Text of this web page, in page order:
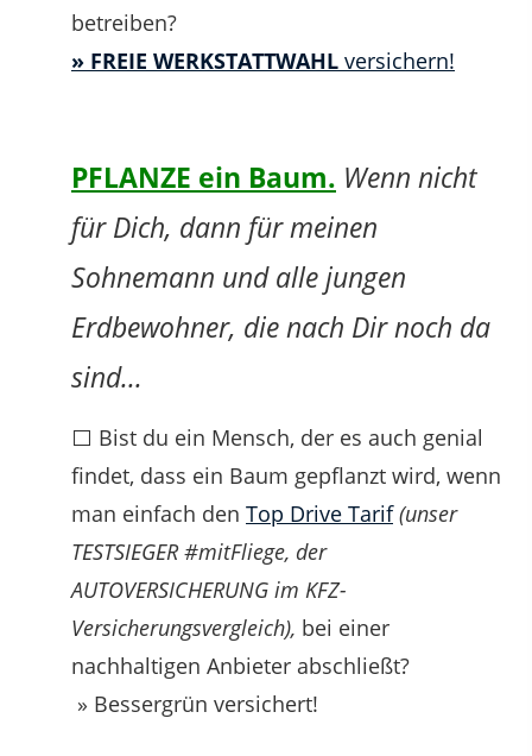
betreiben?
» FREIE WERKSTATTWAHL versichern!
PFLANZE ein Baum. Wenn nicht
für Dich, dann für meinen
Sohnemann und alle jungen
Erdbewohner, die nach Dir noch da
sind...
⬜ Bist du ein Mensch, der es auch genial
findet, dass ein Baum gepflanzt wird, wenn
man einfach den Top Drive Tarif (unser
TESTSIEGER #mitFliege, der
AUTOVERSICHERUNG im KFZ-
Versicherungsvergleich), bei einer
nachhaltigen Anbieter abschließt?
» Bessergrün versichert!